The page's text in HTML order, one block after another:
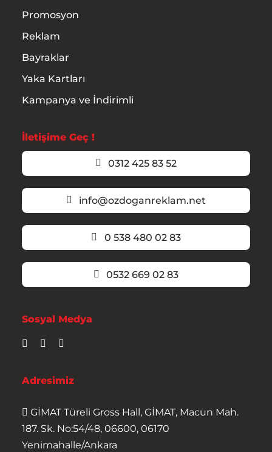
Promosyon
Reklam
Bayraklar
Yaka Kartları
Kampanya ve İndirimli
İletişime Geç !
0312 425 83 52
info@ozdoganreklam.net
0 538 480 02 83
0532 669 02 83
Sosyal Medya
Adresimiz
GİMAT Türeli Gross Hall, GİMAT, Macun Mah.
187. Sk. No:54/48, 06600, 06170
Yenimahalle/Ankara